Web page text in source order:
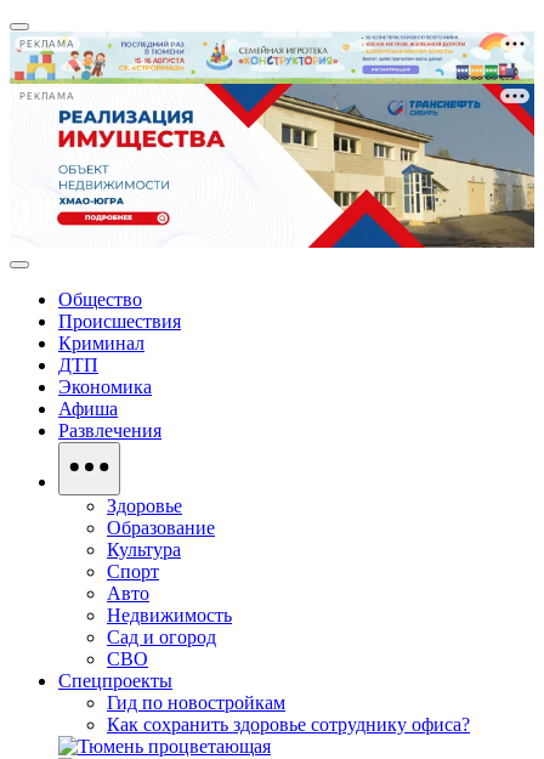
РЕКЛАМА
РЕКЛАМА
Общество
Происшествия
Криминал
ДТП
Экономика
Афиша
Развлечения
Здоровье
Образование
Культура
Спорт
Авто
Недвижимость
Сад и огород
СВО
Спецпроекты
Гид по новостройкам
Как сохранить здоровье сотруднику офиса?